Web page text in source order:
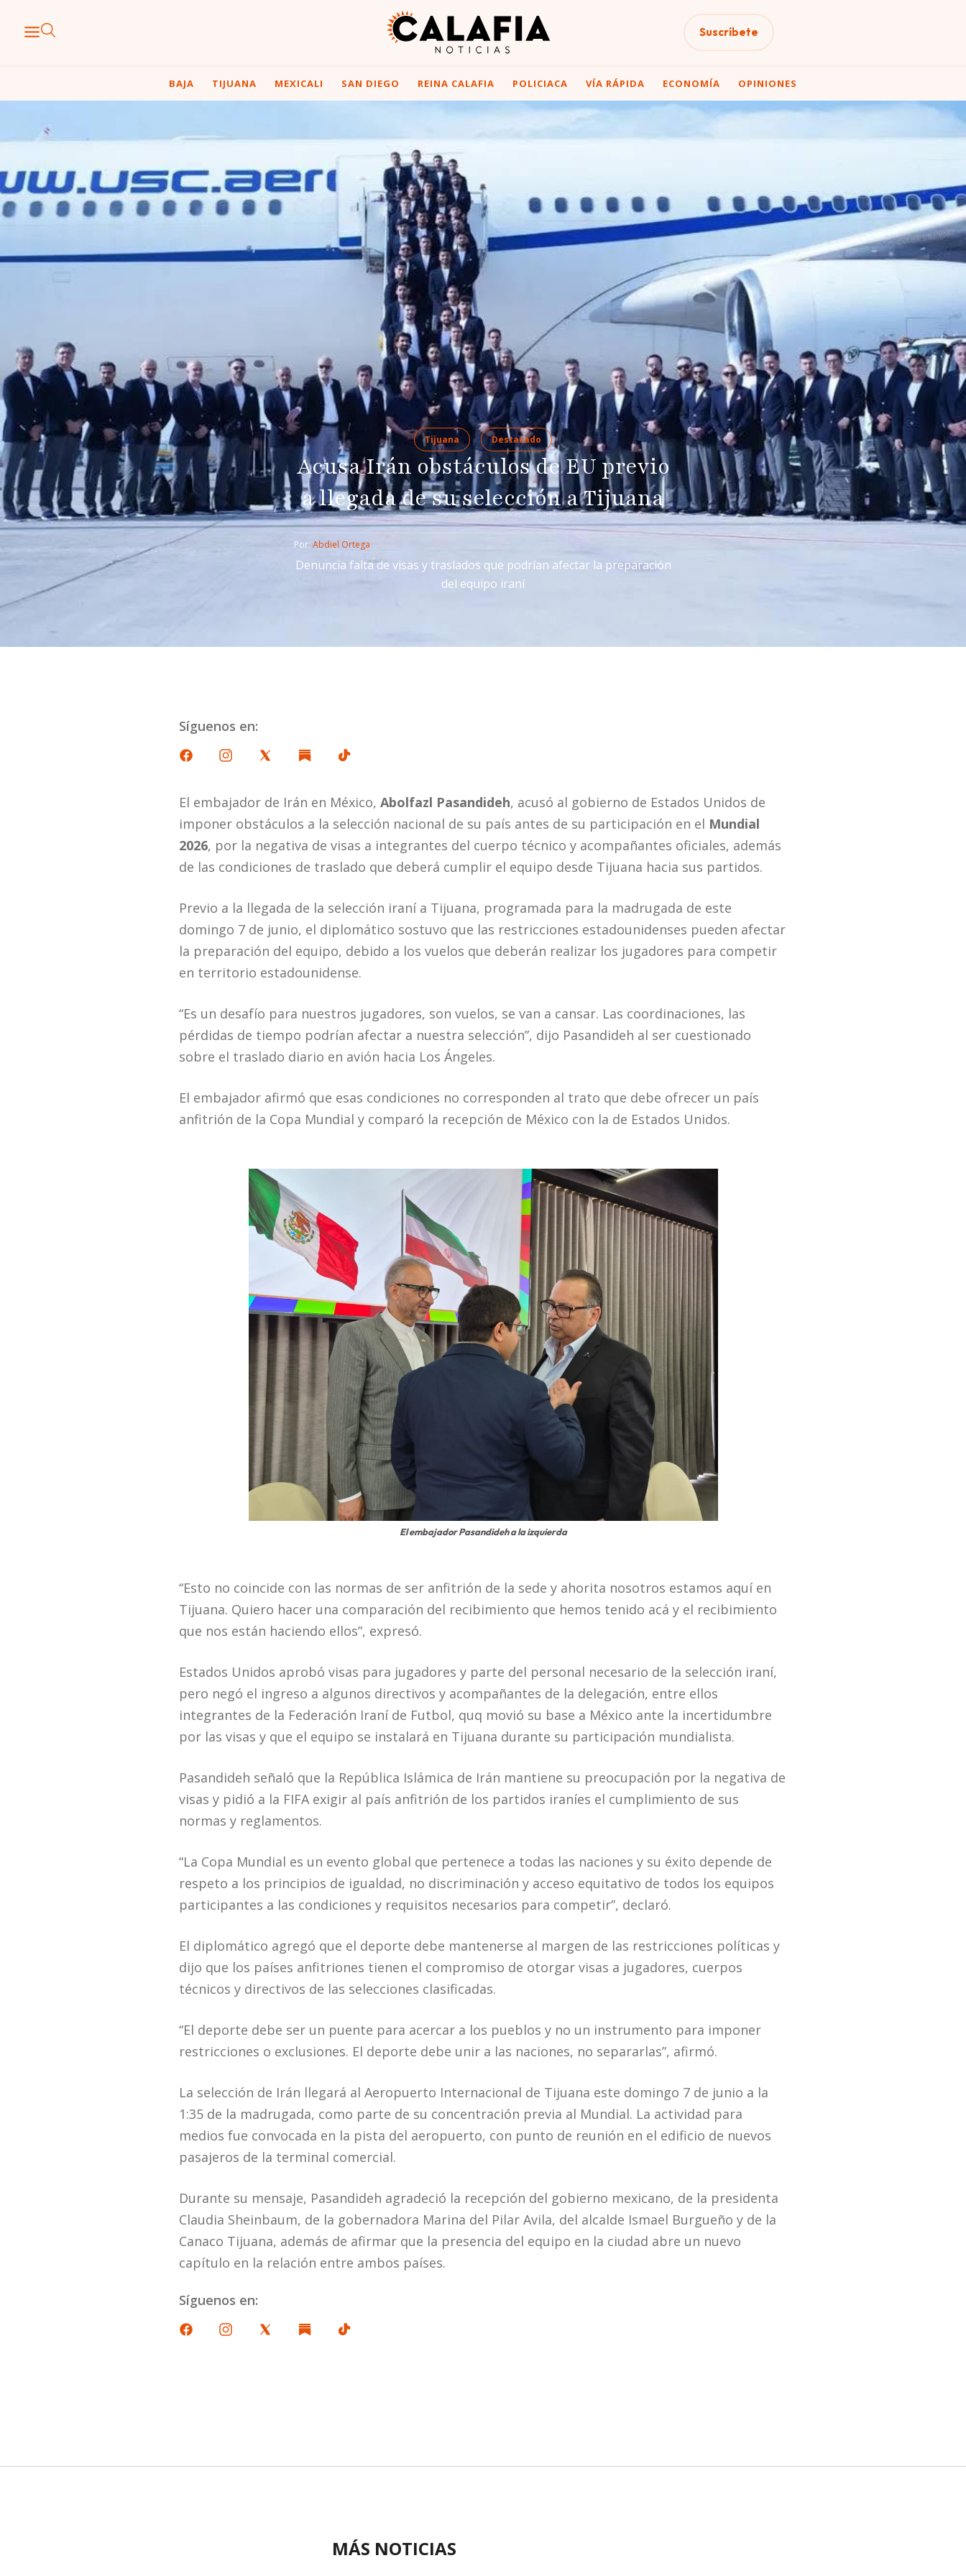
Suscríbete
BAJA TIJUANA MEXICALI SAN DIEGO REINA CALAFIA POLICIACA VÍA RÁPIDA ECONOMÍA OPINIONES
Tijuana Destacado
Acusa Irán obstáculos de EU previo
a llegada de su selección a Tijuana
Por: Abdiel Ortega
Denuncia falta de visas y traslados que podrían afectar la preparación
del equipo iraní
Síguenos en:
El embajador de Irán en México, Abolfazl Pasandideh, acusó al gobierno de Estados Unidos de
imponer obstáculos a la selección nacional de su país antes de su participación en el Mundial
2026, por la negativa de visas a integrantes del cuerpo técnico y acompañantes oficiales, además
de las condiciones de traslado que deberá cumplir el equipo desde Tijuana hacia sus partidos.
Previo a la llegada de la selección iraní a Tijuana, programada para la madrugada de este
domingo 7 de junio, el diplomático sostuvo que las restricciones estadounidenses pueden afectar
la preparación del equipo, debido a los vuelos que deberán realizar los jugadores para competir
en territorio estadounidense.
“Es un desafío para nuestros jugadores, son vuelos, se van a cansar. Las coordinaciones, las
pérdidas de tiempo podrían afectar a nuestra selección”, dijo Pasandideh al ser cuestionado
sobre el traslado diario en avión hacia Los Ángeles.
El embajador afirmó que esas condiciones no corresponden al trato que debe ofrecer un país
anfitrión de la Copa Mundial y comparó la recepción de México con la de Estados Unidos.
El embajador Pasandideh a la izquierda
“Esto no coincide con las normas de ser anfitrión de la sede y ahorita nosotros estamos aquí en
Tijuana. Quiero hacer una comparación del recibimiento que hemos tenido acá y el recibimiento
que nos están haciendo ellos”, expresó.
Estados Unidos aprobó visas para jugadores y parte del personal necesario de la selección iraní,
pero negó el ingreso a algunos directivos y acompañantes de la delegación, entre ellos
integrantes de la Federación Iraní de Futbol, quq movió su base a México ante la incertidumbre
por las visas y que el equipo se instalará en Tijuana durante su participación mundialista.
Pasandideh señaló que la República Islámica de Irán mantiene su preocupación por la negativa de
visas y pidió a la FIFA exigir al país anfitrión de los partidos iraníes el cumplimiento de sus
normas y reglamentos.
“La Copa Mundial es un evento global que pertenece a todas las naciones y su éxito depende de
respeto a los principios de igualdad, no discriminación y acceso equitativo de todos los equipos
participantes a las condiciones y requisitos necesarios para competir”, declaró.
El diplomático agregó que el deporte debe mantenerse al margen de las restricciones políticas y
dijo que los países anfitriones tienen el compromiso de otorgar visas a jugadores, cuerpos
técnicos y directivos de las selecciones clasificadas.
“El deporte debe ser un puente para acercar a los pueblos y no un instrumento para imponer
restricciones o exclusiones. El deporte debe unir a las naciones, no separarlas”, afirmó.
La selección de Irán llegará al Aeropuerto Internacional de Tijuana este domingo 7 de junio a la
1:35 de la madrugada, como parte de su concentración previa al Mundial. La actividad para
medios fue convocada en la pista del aeropuerto, con punto de reunión en el edificio de nuevos
pasajeros de la terminal comercial.
Durante su mensaje, Pasandideh agradeció la recepción del gobierno mexicano, de la presidenta
Claudia Sheinbaum, de la gobernadora Marina del Pilar Avila, del alcalde Ismael Burgueño y de la
Canaco Tijuana, además de afirmar que la presencia del equipo en la ciudad abre un nuevo
capítulo en la relación entre ambos países.
Síguenos en:
MÁS NOTICIAS